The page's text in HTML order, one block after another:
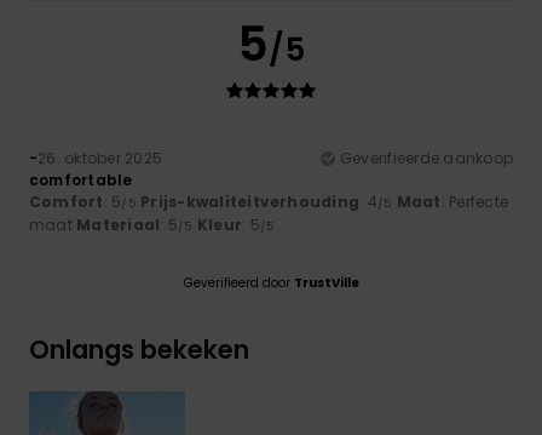
5/5
-26. oktober 2025
Geverifieerde aankoop
comfortable
Comfort: 5/5 Prijs-kwaliteitverhouding: 4/5 Maat: Perfecte
maat Materiaal: 5/5 Kleur: 5/5
Geverifieerd door TrustVille
Onlangs bekeken